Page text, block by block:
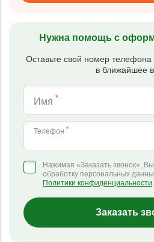
Нужна помощь с
Оставьте свой номер
в ближайшее
Имя *
Телефон *
Нажимая «Заказать звонок»,
обработку персональных
Политики конфиденциальности.
Заказать